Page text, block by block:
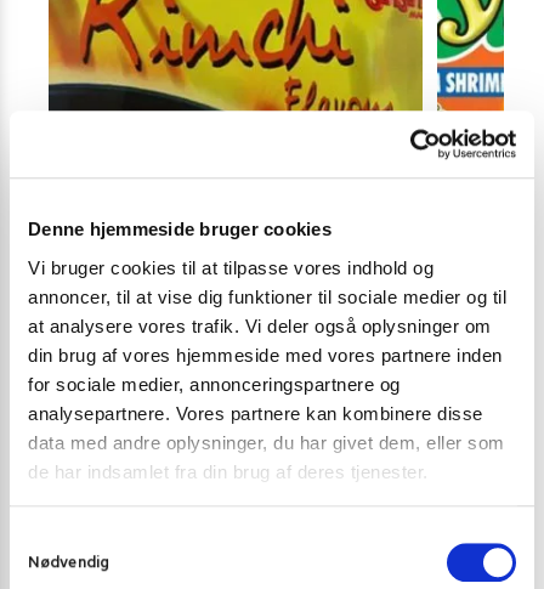
Denne hjemmeside bruger cookies
Vi bruger cookies til at tilpasse vores indhold og
annoncer, til at vise dig funktioner til sociale medier og til
at analysere vores trafik. Vi deler også oplysninger om
din brug af vores hjemmeside med vores partnere inden
for sociale medier, annonceringspartnere og
analysepartnere. Vores partnere kan kombinere disse
data med andre oplysninger, du har givet dem, eller som
de har indsamlet fra din brug af deres tjenester.
Nødvendig
INSTANT NUDLER & KOPNUDLER
Mama Kimchi Jumbo Pack instant noodles
15,00kr.